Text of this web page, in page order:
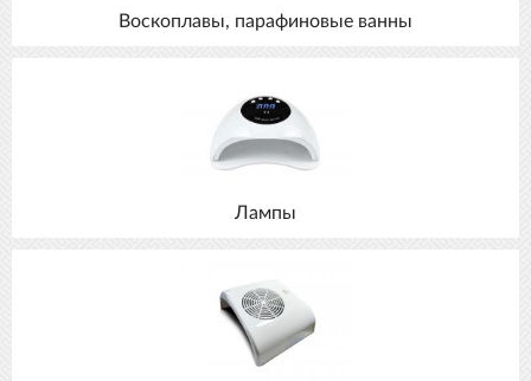
Воскоплавы, парафиновые ванны
Лампы